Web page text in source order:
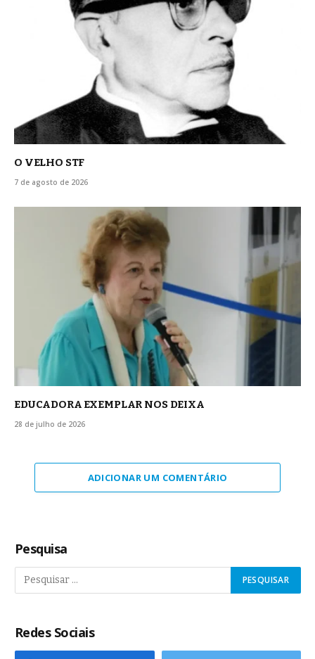
O VELHO STF
7 de agosto de 2026
EDUCADORA EXEMPLAR NOS DEIXA
28 de julho de 2026
ADICIONAR UM COMENTÁRIO
Pesquisa
Redes Sociais